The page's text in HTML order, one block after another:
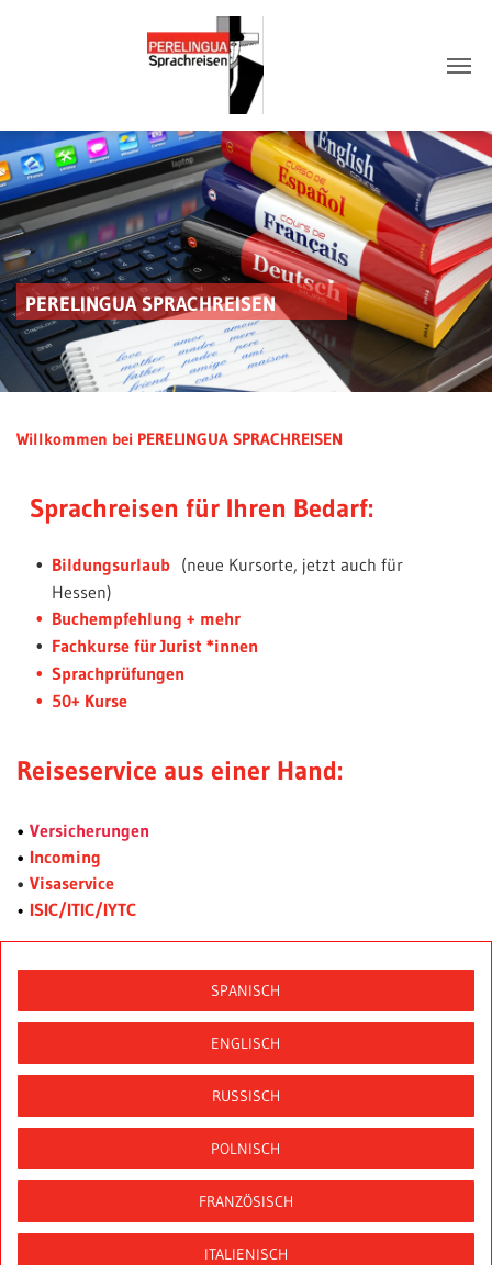
PERELINGUA SPRACHREISEN
Willkommen bei PERELINGUA SPRACHREISEN
Sprachreisen für Ihren Bedarf:
Bildungsurlaub (neue Kursorte, jetzt auch für
Hessen)
Buchempfehlung + mehr
Fachkurse für Jurist *innen
Sprachprüfungen
50+ Kurse
Reiseservice aus einer Hand:
• Versicherungen
• Incoming
• Visaservice
• ISIC/ITIC/IYTC
SPANISCH
ENGLISCH
RUSSISCH
POLNISCH
FRANZÖSISCH
ITALIENISCH